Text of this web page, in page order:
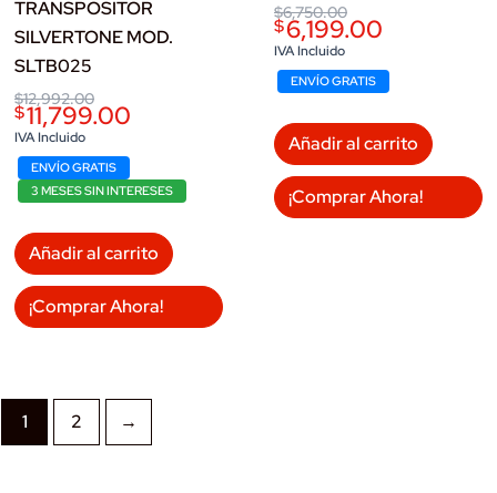
TRANSPOSITOR
SILVERTONE MOD.
SLTB025
$12,992.00
Original
price
was:
$12,992.00.
$11,799.00
Current
price
is:
$11,799.00.
IVA Incluido
ENVÍO GRATIS
3 MESES SIN INTERESES
Añadir al carrito
¡Comprar Ahora!
$6,750.00
Original
price
was:
$6,750.00.
$6,199.00
Current
price
is:
$6,199.00.
IVA Incluido
ENVÍO GRATIS
Añadir al carrito
¡Comprar Ahora!
1 2 →